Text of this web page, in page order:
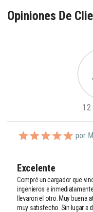
Opiniones De
12
por
Excelente
Compré un cargador que
ingenieros e
llevaron el otro. Muy buena
muy satisfecho. Sin lugar a